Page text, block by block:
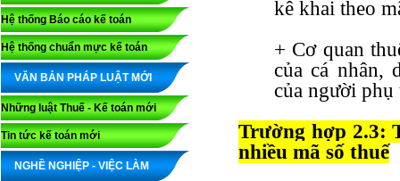
Hệ thống Báo cáo kế toán
Hệ thống chuẩn mực kế toán
VĂN BẢN PHÁP LUẬT MỚI
Những luật Thuế - Kế toán mới
Tin tức kế toán mới
NGHỀ NGHIỆP - VIỆC LÀM
kê khai theo
+ Cơ quan
của cá nhân,
của người phụ
Trường hợp 2.3:
nhiều mã số thuế